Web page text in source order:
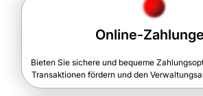
Online-
Bieten Sie sichere und bequeme
Transaktionen fördern und den